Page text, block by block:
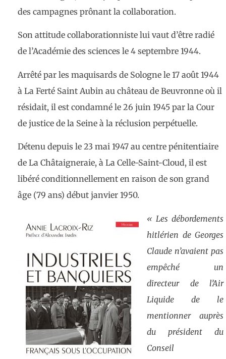
des campagnes prônant la collaboration.
Son attitude collaborationniste lui vaut d’être radié
de l’Académie des sciences le 4 septembre 1944.
Arrêté par les maquisards de Sologne le 17 août 1944
à La Ferté Saint Aubin au château de Beuvronne où il
résidait, il est condamné le 26 juin 1945 par la Cour
de justice de la Seine à la réclusion perpétuelle.
Détenu depuis le 23 mai 1947 au centre pénitentiaire
de La Châtaigneraie, à La Celle-Saint-Cloud, il est
libéré conditionnellement en raison de son grand
âge (79 ans) début janvier 1950.
« Les débordements
hitlérien de Georges
Claude n’avaient pas
empêché un
directeur de l’Air
Liquide de le
mentionner auprès
du président du
Conseil